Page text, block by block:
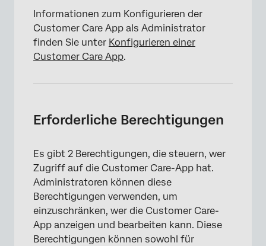
Informationen zum Konfigurieren der
Customer Care App als Administrator
finden Sie unter Konfigurieren einer
Customer Care App.
Erforderliche Berechtigungen
Es gibt 2 Berechtigungen, die steuern, wer
Zugriff auf die Customer Care-App hat.
Administratoren können diese
Berechtigungen verwenden, um
einzuschränken, wer die Customer Care-
App anzeigen und bearbeiten kann. Diese
Berechtigungen können sowohl für